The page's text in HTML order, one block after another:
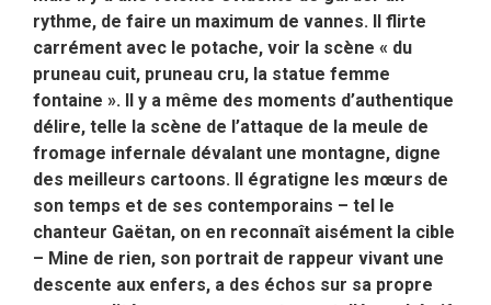
rythme, de faire un maximum de vannes. Il flirte
carrément avec le potache, voir la scène « du
pruneau cuit, pruneau cru, la statue femme
fontaine ». Il y a même des moments d’authentique
délire, telle la scène de l’attaque de la meule de
fromage infernale dévalant une montagne, digne
des meilleurs cartoons. Il égratigne les mœurs de
son temps et de ses contemporains – tel le
chanteur Gaëtan, on en reconnaît aisément la cible
– Mine de rien, son portrait de rappeur vivant une
descente aux enfers, a des échos sur sa propre